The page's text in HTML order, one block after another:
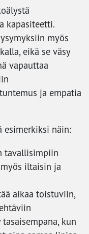
kapasiteetti.
myös
eikä se väsy
vapauttaa
ja empatia
esimerkiksi näin:
tavallisimpiin
iltaisin ja
aikaa toistuviin,
kun